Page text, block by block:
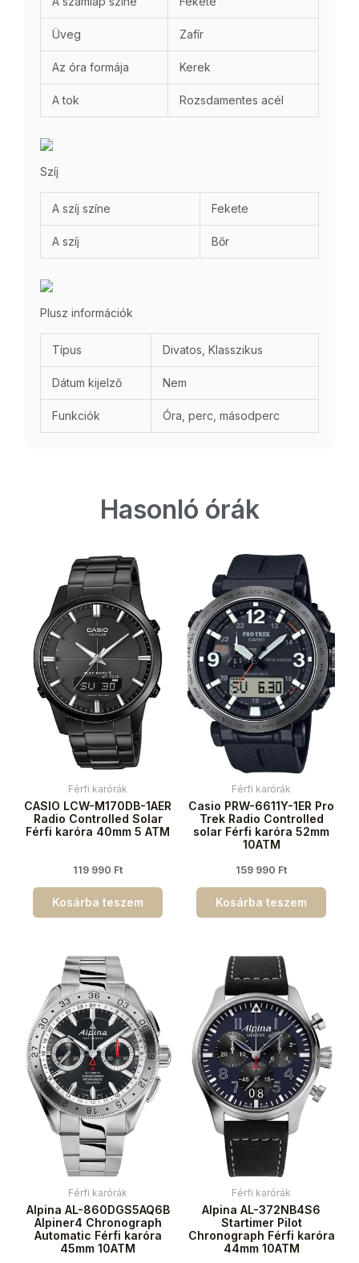
Üveg Zafír
Az óra formája Kerek
A tok Rozsdamentes acél
Szíj
A szíj színe Fekete
A szíj Bőr
Plusz információk
Típus Divatos, Klasszikus
Dátum kijelző Nem
Funkciók Óra, perc, másodperc
Hasonló órák
Férfi karórák
CASIO LCW-M170DB-1AER
Radio Controlled Solar
Férfi karóra 40mm 5 ATM
119 990 Ft
Kosárba teszem
Férfi karórák
Casio PRW-6611Y-1ER Pro
Trek Radio Controlled
solar Férfi karóra 52mm
10ATM
159 990 Ft
Kosárba teszem
Férfi karórák
Alpina AL-860DGS5AQ6B
Alpiner4 Chronograph
Automatic Férfi karóra
45mm 10ATM
Férfi karórák
Alpina AL-372NB4S6
Startimer Pilot
Chronograph Férfi karóra
44mm 10ATM